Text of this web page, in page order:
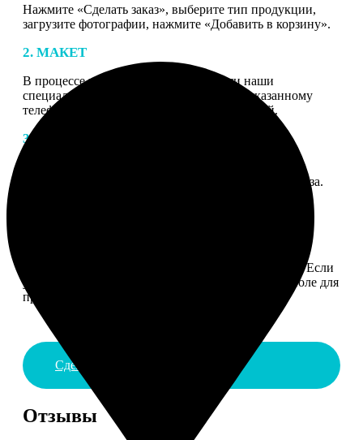
Нажмите «Сделать заказ», выберите тип продукции,
загрузите фотографии, нажмите «Добавить в корзину».
2. МАКЕТ
В процессе подготовки заказа к печати наши
специалисты могут связаться с Вами по указанному
телефону или email для согласования деталей.
3. ИЗГОТОВЛЕНИЕ
получите подтверждение на email с описанием заказа.
Введите адрес и выберите способ доставки заказа. Если
у вас есть промокод, введите его в специальное поле для
промокода.
Сделать заказ
Отзывы